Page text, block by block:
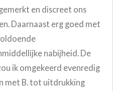
en discreet ons
Daarnaast erg goed met
nabijheid. De
ik omgekeerd evenredig
met B. tot uitdrukking